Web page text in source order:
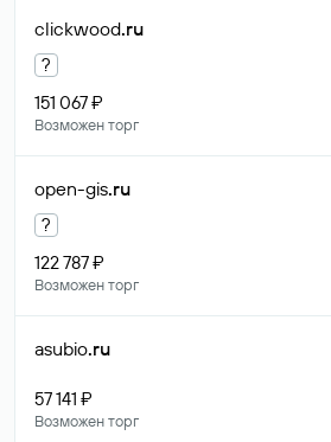
clickwood.ru
?
151 067 ₽
Возможен торг
open-gis.ru
?
122 787 ₽
Возможен торг
asubio.ru
57 141 ₽
Возможен торг